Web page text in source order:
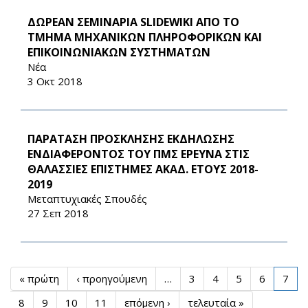
ΔΩΡΕΑΝ ΣΕΜΙΝΑΡΙΑ SLIDEWIKI ΑΠΟ ΤΟ
ΤΜΗΜΑ ΜΗΧΑΝΙΚΩΝ ΠΛΗΡΟΦΟΡΙΚΩΝ ΚΑΙ
ΕΠΙΚΟΙΝΩΝΙΑΚΩΝ ΣΥΣΤΗΜΑΤΩΝ
Νέα
3 Οκτ 2018
ΠΑΡΑΤΑΣΗ ΠΡΟΣΚΛΗΣΗΣ ΕΚΔΗΛΩΣΗΣ
ΕΝΔΙΑΦΕΡΟΝΤΟΣ ΤΟΥ ΠΜΣ ΕΡΕΥΝΑ ΣΤΙΣ
ΘΑΛΑΣΣΙΕΣ ΕΠΙΣΤΗΜΕΣ ΑΚΑΔ. ΕΤΟΥΣ 2018-
2019
Μεταπτυχιακές Σπουδές
27 Σεπ 2018
« πρώτη ‹ προηγούμενη … 3 4 5 6
7
8
9 10 11 επόμενη › τελευταία »